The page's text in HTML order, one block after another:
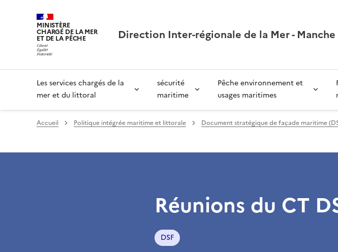
MINISTÈRE
CHARGÉ DE LA MER
ET DE LA PÊCHE Direction Inter-régionale de la Mer -
Les services chargés de la
mer et du littoral
sécurité
maritime
Pêche environnement et
usages maritimes
Accueil Politique intégrée maritime et littorale Document stratégique de façade maritime
Réunions du CT
DSF